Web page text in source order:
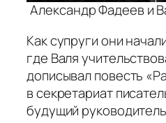
Александр Фадеев и
Как супруги они
где Валя
дописывал повесть
в секретариат
будущий